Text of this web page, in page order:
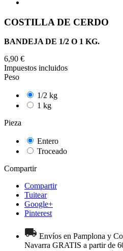
COSTILLA DE CERDO
BANDEJA DE 1/2 O 1 KG.
6,90 €
Impuestos incluidos
Peso
1/2 kg
1 kg
Pieza
Entero
Troceado
Compartir
Compartir
Tuitear
Google+
Pinterest
Envíos en Pamplona y
Navarra GRATIS a partir de